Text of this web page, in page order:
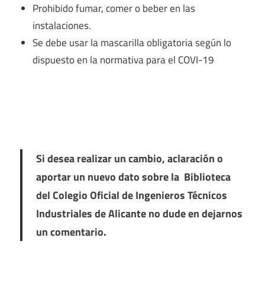
Prohibido fumar, comer o beber en las
instalaciones.
Se debe usar la mascarilla obligatoria según lo
dispuesto en la normativa para el COVI-19
Si desea realizar un cambio, aclaración o
aportar un nuevo dato sobre la Biblioteca
del Colegio Oficial de Ingenieros Técnicos
Industriales de Alicante no dude en dejarnos
un comentario.